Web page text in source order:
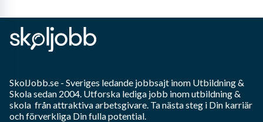
SkolJobb.se - Sveriges ledande jobbsajt inom Utbildning &
Skolasedan 2004. Utforska lediga jobb inomutbildning &
skola från attraktiva arbetsgivare. Ta nästa steg i Din karriär
och förverkliga Din fulla potential.